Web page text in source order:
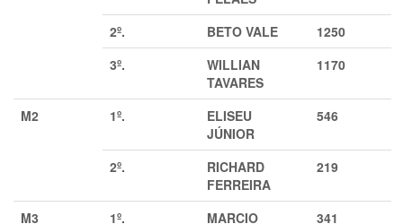
2º. BETO VALE
1250
3º.
WILLIAN
TAVARES
1170
M2 1º.
ELISEU
JÚNIOR
546
2º.
RICHARD
FERREIRA
219
M3 1º.
MARCIO
341